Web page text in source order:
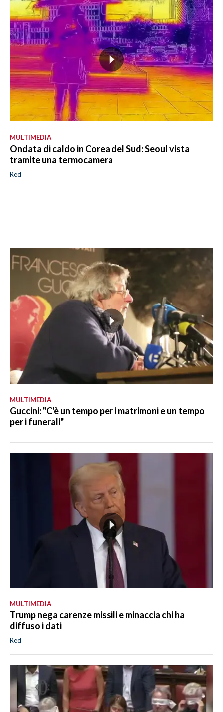
MULTIMEDIA
Ondata di caldo in Corea del Sud: Seoul vista
tramite una termocamera
Red
MULTIMEDIA
Guccini: "C'è un tempo per i matrimoni e un tempo
per i funerali"
MULTIMEDIA
Trump nega carenze missili e minaccia chi ha
diffuso i dati
Red